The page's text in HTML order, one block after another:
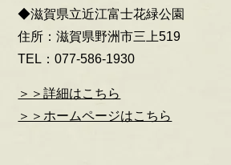
◆滋賀県立近江富士花緑公園
住所：滋賀県野洲市三上519
TEL：077-586-1930
＞＞詳細はこちら
＞＞ホームページはこちら